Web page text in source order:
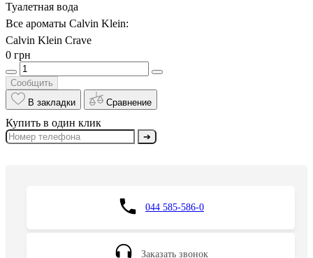
Туалетная вода
Все ароматы Calvin Klein:
Calvin Klein Crave
0 грн
Сообщить
В закладки
Сравнение
Купить в один клик
➔
044 585-586-0
Заказать звонок